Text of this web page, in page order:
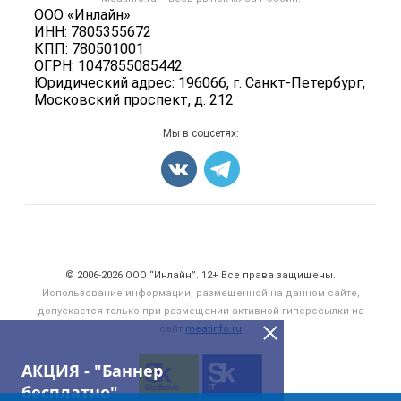
АКЦИЯ - "Баннер
бесплатно"
ООО «Инлайн»
ИНН: 7805355672
КПП: 780501001
ОГРН: 1047855085442
Юридический адрес: 196066, г. Санкт-Петербург,
Московский проспект, д. 212
Политика обработки персональных данных
Мониторинг
Вакансии
Колбасы, сосиски, деликатесы
Мясные полуфабрикаты
Мясные снеки
Яйца
Карта объявлений
Мы в соцсетях:
© 2006‑2026 ООО “Инлайн”. 12+ Все права защищены.
Использование информации, размещенной на данном сайте,
допускается только при размещении активной гиперссылки на
meatinfo.ru